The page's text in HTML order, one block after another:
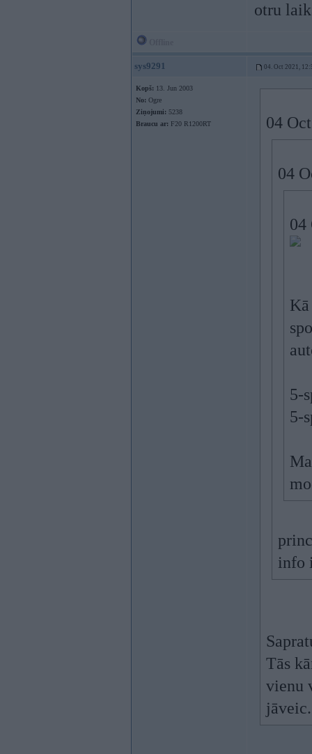
otru
sys9291 04. Oct 2021,
Kopš: 13. Jun 2003
No: Ogre
Ziņojumi: 5238
Braucu ar: F20 R1200RT 04
04
04
Kā
5-
5-
info
Tās
vienu